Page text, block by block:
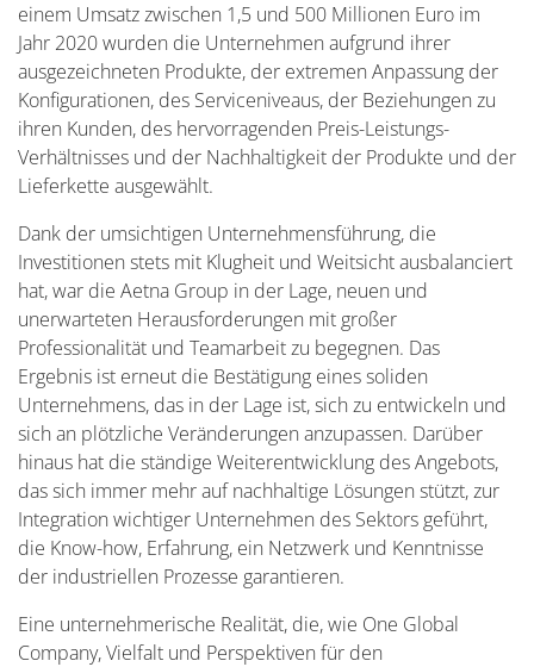
einem Umsatz zwischen 1,5 und 500 Millionen Euro im
Jahr 2020 wurden die Unternehmen aufgrund ihrer
ausgezeichneten Produkte, der extremen Anpassung der
Konfigurationen, des Serviceniveaus, der Beziehungen zu
ihren Kunden, des hervorragenden Preis-Leistungs-
Verhältnisses und der Nachhaltigkeit der Produkte und der
Lieferkette ausgewählt.
Dank der umsichtigen Unternehmensführung, die
Investitionen stets mit Klugheit und Weitsicht ausbalanciert
hat, war die Aetna Group in der Lage, neuen und
unerwarteten Herausforderungen mit großer
Professionalität und Teamarbeit zu begegnen. Das
Ergebnis ist erneut die Bestätigung eines soliden
Unternehmens, das in der Lage ist, sich zu entwickeln und
sich an plötzliche Veränderungen anzupassen. Darüber
hinaus hat die ständige Weiterentwicklung des Angebots,
das sich immer mehr auf nachhaltige Lösungen stützt, zur
Integration wichtiger Unternehmen des Sektors geführt,
die Know-how, Erfahrung, ein Netzwerk und Kenntnisse
der industriellen Prozesse garantieren.
Eine unternehmerische Realität, die, wie One Global
Company, Vielfalt und Perspektiven für den